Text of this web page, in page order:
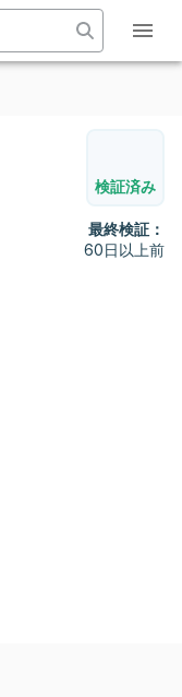
検証済み
最終検証：
60日以上前